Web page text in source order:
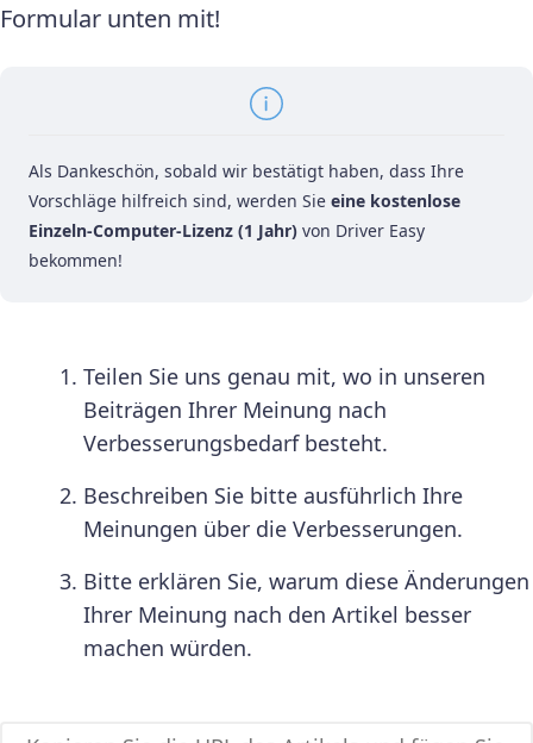
Formular unten mit!
Als Dankeschön, sobald wir bestätigt haben, dass Ihre
Vorschläge hilfreich sind, werden Sie eine kostenlose
Einzeln-Computer-Lizenz (1 Jahr) von Driver Easy
bekommen!
Teilen Sie uns genau mit, wo in unseren
Beiträgen Ihrer Meinung nach
Verbesserungsbedarf besteht.
Beschreiben Sie bitte ausführlich Ihre
Meinungen über die Verbesserungen.
Bitte erklären Sie, warum diese Änderungen
Ihrer Meinung nach den Artikel besser
machen würden.